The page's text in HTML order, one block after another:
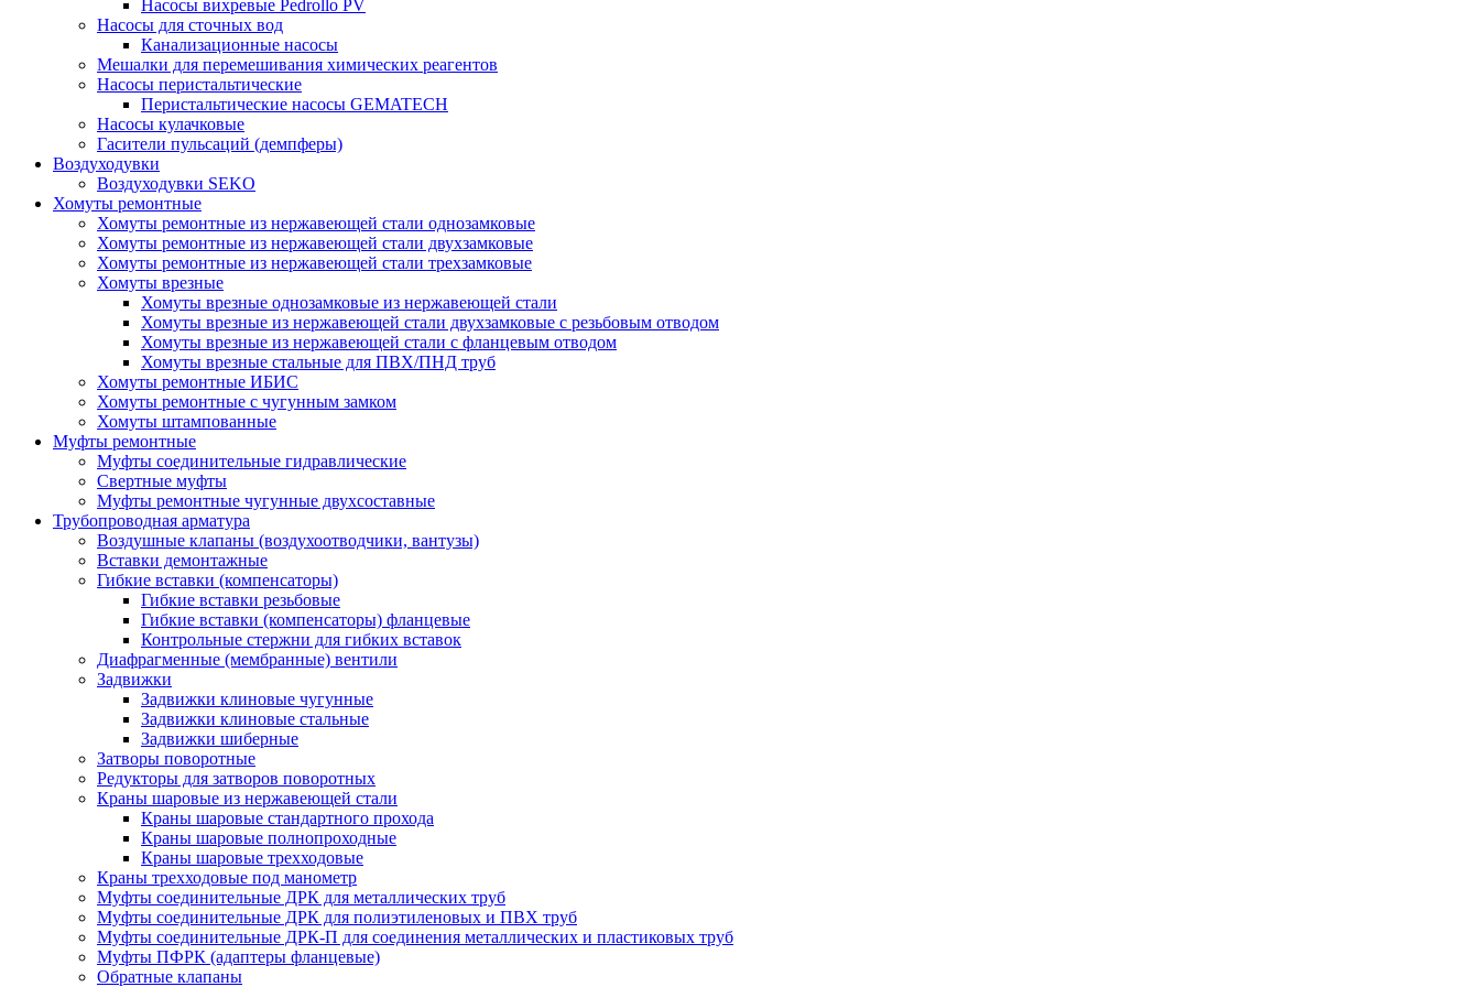
Насосы вихревые Pedrollo PV
Насосы для сточных вод
Канализационные насосы
Мешалки для перемешивания химических реагентов
Насосы перистальтические
Перистальтические насосы GEMATECH
Насосы кулачковые
Гасители пульсаций (демпферы)
Воздуходувки
Воздуходувки SEKO
Хомуты ремонтные
Хомуты ремонтные из нержавеющей стали однозамковые
Хомуты ремонтные из нержавеющей стали двухзамковые
Хомуты ремонтные из нержавеющей стали трехзамковые
Хомуты врезные
Хомуты врезные однозамковые из нержавеющей стали
Хомуты врезные из нержавеющей стали двухзамковые с резьбовым отводом
Хомуты врезные из нержавеющей стали с фланцевым отводом
Хомуты врезные стальные для ПВХ/ПНД труб
Хомуты ремонтные ИБИС
Хомуты ремонтные с чугунным замком
Хомуты штампованные
Муфты ремонтные
Муфты соединительные гидравлические
Свертные муфты
Муфты ремонтные чугунные двухсоставные
Трубопроводная арматура
Воздушные клапаны (воздухоотводчики, вантузы)
Вставки демонтажные
Гибкие вставки (компенсаторы)
Гибкие вставки резьбовые
Гибкие вставки (компенсаторы) фланцевые
Контрольные стержни для гибких вставок
Диафрагменные (мембранные) вентили
Задвижки
Задвижки клиновые чугунные
Задвижки клиновые стальные
Задвижки шиберные
Затворы поворотные
Редукторы для затворов поворотных
Краны шаровые из нержавеющей стали
Краны шаровые стандартного прохода
Краны шаровые полнопроходные
Краны шаровые трехходовые
Краны трехходовые под манометр
Муфты соединительные ДРК для металлических труб
Муфты соединительные ДРК для полиэтиленовых и ПВХ труб
Муфты соединительные ДРК-П для соединения металлических и пластиковых труб
Муфты ПФРК (адаптеры фланцевые)
Обратные клапаны